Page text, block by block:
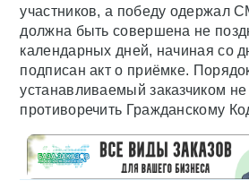
участников, а победу одержал
должна быть совершена не
календарных дней, начиная со
подписан акт о приёмке.
устанавливаемый заказчиком
противоречить Гражданскому